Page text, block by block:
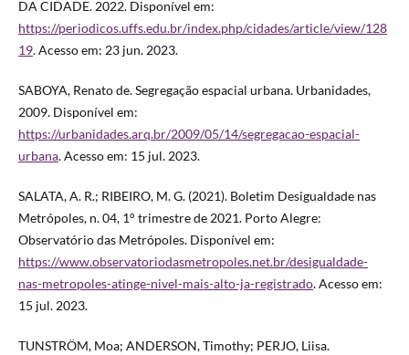
DA CIDADE. 2022. Disponível em:
https://periodicos.uffs.edu.br/index.php/cidades/article/view/128
19. Acesso em: 23 jun. 2023.
SABOYA, Renato de. Segregação espacial urbana. Urbanidades,
2009. Disponível em:
https://urbanidades.arq.br/2009/05/14/segregacao-espacial-
urbana. Acesso em: 15 jul. 2023.
SALATA, A. R.; RIBEIRO, M. G. (2021). Boletim Desigualdade nas
Metrópoles, n. 04, 1° trimestre de 2021. Porto Alegre:
Observatório das Metrópoles. Disponível em:
https://www.observatoriodasmetropoles.net.br/desigualdade-
nas-metropoles-atinge-nivel-mais-alto-ja-registrado. Acesso em:
15 jul. 2023.
TUNSTRÖM, Moa; ANDERSON, Timothy; PERJO, Liisa.